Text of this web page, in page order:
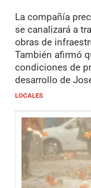
La compañía
se canalizará a
obras de
También afirmó
condiciones de
desarrollo de
LOCALES